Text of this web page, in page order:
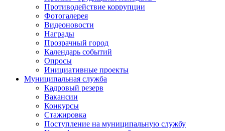
Противодействие коррупции
Фотогалерея
Видеоновости
Награды
Прозрачный город
Календарь событий
Опросы
Инициативные проекты
Муниципальная служба
Кадровый резерв
Вакансии
Конкурсы
Стажировка
Поступление на муниципальную службу